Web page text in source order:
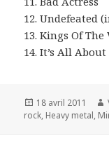
12. Undefeated
13. Kings Of
14. It’s All
Publié
le
18 avril 2011
rock, Heavy metal,